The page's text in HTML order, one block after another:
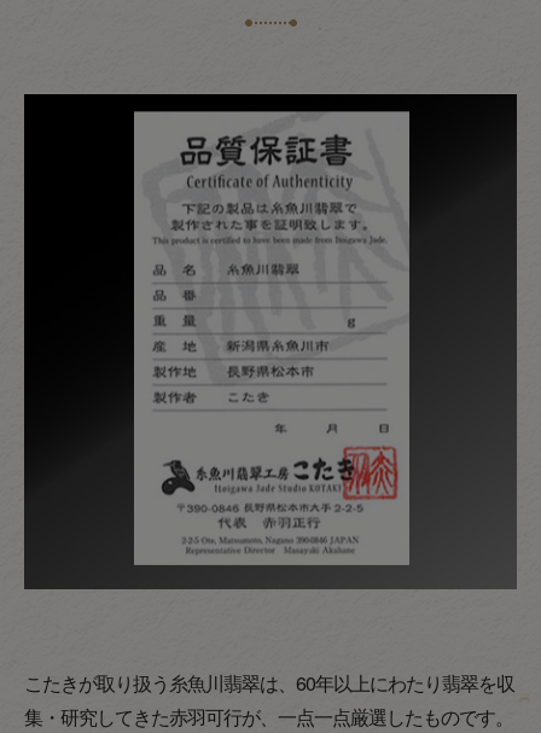
こたきが取り扱う糸魚川翡翠は、60年以上にわたり翡翠を収
集・研究してきた赤羽可行が、一点一点厳選したものです。